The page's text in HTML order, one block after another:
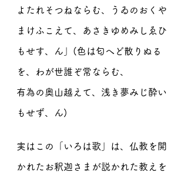
よたれそつねならむ、うゐのおくや
まけふこえて、あさきゆめみしゑひ
もせす、ん」(色は匂へど散りぬる
を、わが世誰ぞ常ならむ、
有為の奥山越えて、浅き夢みじ酔い
もせず、ん)
実はこの「いろは歌」は、仏教を開
かれたお釈迦さまが説かれた教えを